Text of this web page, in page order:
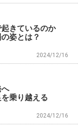
2024/12/16
起きているのか
姿とは？
2024/12/16
乗り越える